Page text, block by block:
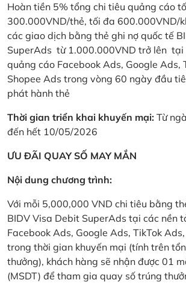
Hoàn tiền 5% tổng chi tiêu quảng cáo
300.000VND/thẻ, tối đa 600.000VND/
các giao dịch bằng thẻ ghi nợ quốc tế
SuperAds từ 1.000.000VND trở lên tại
quảng cáo Facebook Ads, Google Ads,
Shopee Ads trong vòng 60 ngày đầu
phát hành thẻ
Thời gian triển khai khuyến mại: Từ
đến hết 10/05/2026
ƯU ĐÃI QUAY SỐ MAY MẮN
Nội dung chương trình:
Với mỗi 5,000,000 VND chi tiêu bằng
BIDV Visa Debit SuperAds tại các nền
Facebook Ads, Google Ads, TikTok
trong thời gian khuyến mại (tính trên
thưởng), khách hàng sẽ nhận được 01
(MSDT) để tham gia quay số trúng